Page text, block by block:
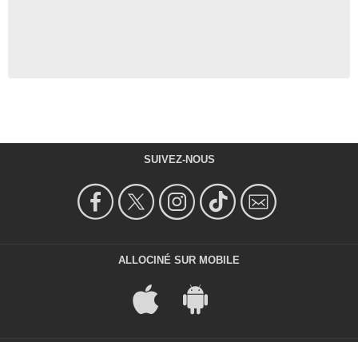
SUIVEZ-NOUS
ALLOCINÉ SUR MOBILE